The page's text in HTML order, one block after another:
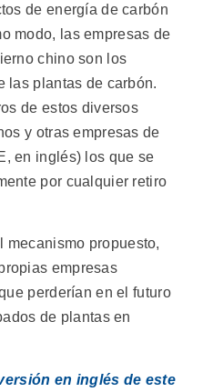
de energía de carbón
modo, las empresas de
chino son los
las plantas de carbón.
de estos diversos
y otras empresas de
en inglés) los que se
por cualquier retiro
mecanismo propuesto,
empresas
perderían en el futuro
de plantas en
en inglés de este